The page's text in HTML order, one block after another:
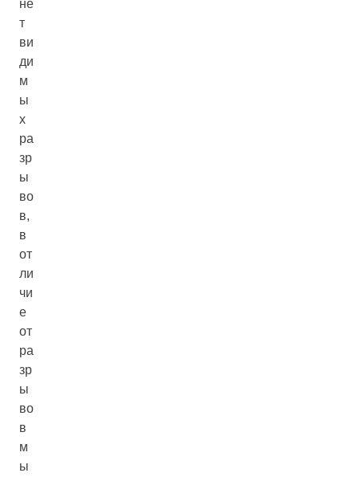
не
т
ви
ди
м
ы
х
ра
зр
ы
во
в,
в
от
ли
чи
е
от
ра
зр
ы
во
в
м
ы